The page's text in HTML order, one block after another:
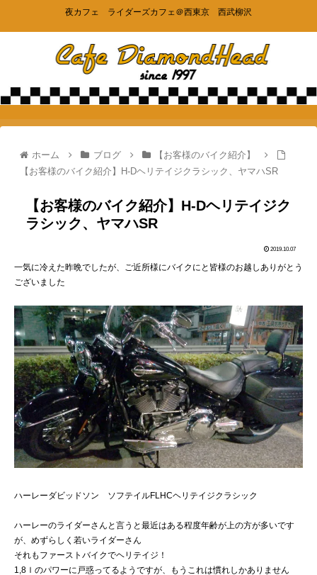
夜カフェ ライダーズカフェ＠西東京 西武柳沢
ホーム ブログ
【お客様のバイク紹介】
【お客様のバイク紹介】H-Dヘリテイジクラシック、ヤマハSR
【お客様のバイク紹介】H-Dヘリテイジク
ラシック、ヤマハSR
2019.10.07
一気に冷えた昨晩でしたが、ご近所様にバイクにと皆様のお越しありがとう
ございました
ハーレーダビッドソン ソフテイルFLHCヘリテイジクラシック
ハーレーのライダーさんと言うと最近はある程度年齢が上の方が多いです
が、めずらしく若いライダーさん
それもファーストバイクでヘリテイジ！
1,8ｌのパワーに戸惑ってるようですが、もうこれは慣れしかありません